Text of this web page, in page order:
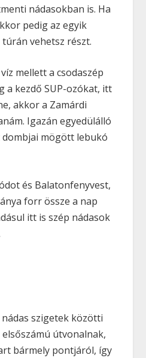
nádasokban is. Ha
pedig az egyik
vehetsz részt.
mellett a csodaszép
a kezdő SUP-ozókat, itt
akkor a Zamárdi
Igazán egyedülálló
dombjai mögött lebukó
és Balatonfenyvest,
forr össze a nap
itt is szép nádasok
szigetek közötti
útvonalnak,
bármely pontjáról, így